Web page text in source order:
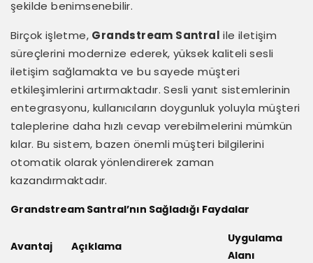
şekilde benimsenebilir.
Birçok işletme, Grandstream Santral ile iletişim
süreçlerini modernize ederek, yüksek kaliteli sesli
iletişim sağlamakta ve bu sayede müşteri
etkileşimlerini artırmaktadır. Sesli yanıt sistemlerinin
entegrasyonu, kullanıcıların doygunluk yoluyla müşteri
taleplerine daha hızlı cevap verebilmelerini mümkün
kılar. Bu sistem, bazen önemli müşteri bilgilerini
otomatik olarak yönlendirerek zaman
kazandırmaktadır.
Grandstream Santral’nın Sağladığı Faydalar
Avantaj Açıklama
Uygulama
Alanı